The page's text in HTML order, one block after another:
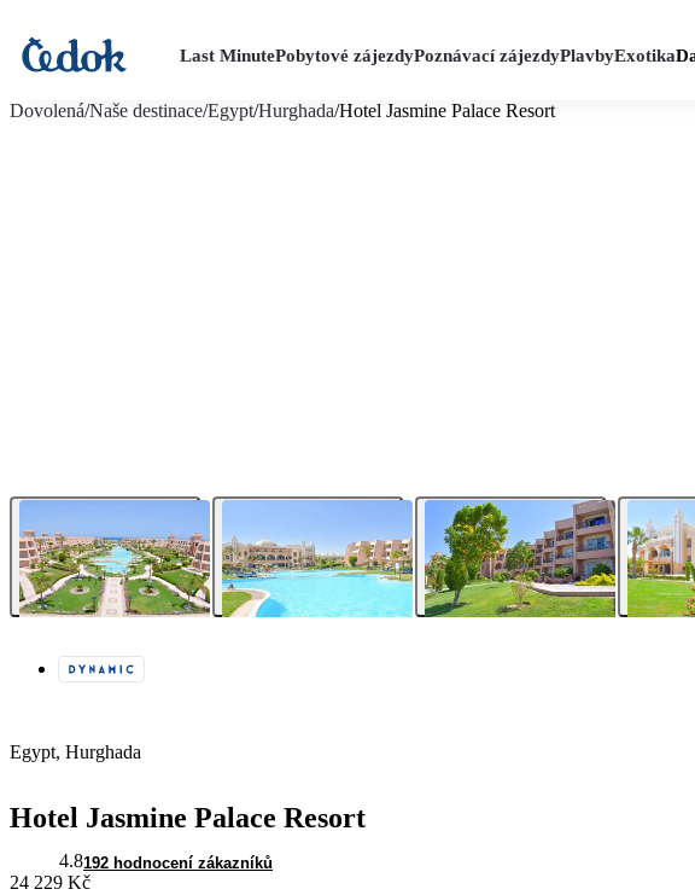
Last MinutePobytové zájezdyPoznávací zájezdyPlavbyExotika
Dovolená/Naše destinace/Egypt/Hurghada/Hotel Jasmine Palace Resort
Egypt, Hurghada
Hotel Jasmine Palace Resort
4.8192 hodnocení zákazníků
24 229 Kč